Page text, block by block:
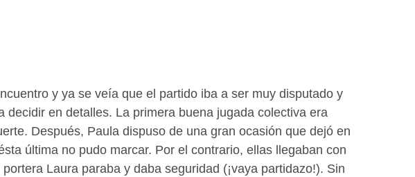
y ya se veía que el partido iba a ser muy disputado y
decidir en detalles. La primera buena jugada colectiva era
Después, Paula dispuso de una gran ocasión que dejó en
última no pudo marcar. Por el contrario, ellas llegaban con
Laura paraba y daba seguridad (¡vaya partidazo!). Sin